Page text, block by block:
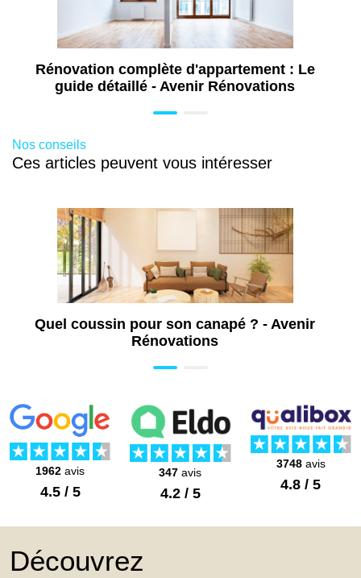
Remplacement des fenêtres
300 à 800 € par fenêtre
200 à 900 €
Rénovation complète d'appartement : Le
guide détaillé - Avenir Rénovations
Nos conseils
Ces articles peuvent vous intéresser
Quel coussin pour son canapé ? - Avenir
Rénovations
1962 avis
4.5 / 5
347 avis
4.2 / 5
3748avis
4.8 / 5
Découvrez